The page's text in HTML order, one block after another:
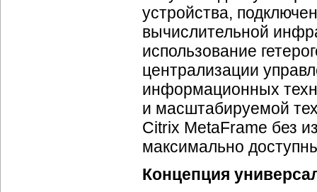
устройства,
вычислительной
использование
централизации
информационных
и масштабируемой
Citrix MetaFrame без
максимально
Концепция